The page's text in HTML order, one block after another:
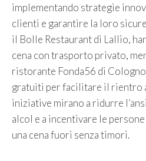
implementando strategie
clienti e garantire la loro
il Bolle Restaurant di Lallio,
cena con trasporto privato,
ristorante Fonda56 di
gratuiti per facilitare il rientro
iniziative mirano a ridurre
alcol e a incentivare le
una cena fuori senza timori.